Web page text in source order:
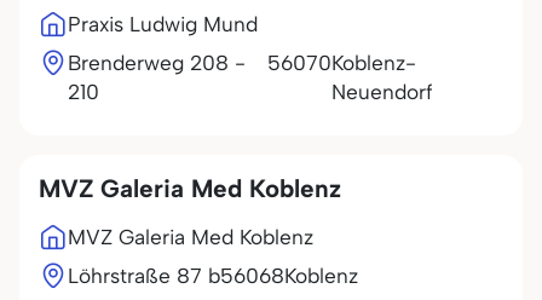
Praxis Ludwig Mund
Brenderweg 208 -
210
56070Koblenz-
Neuendorf
MVZ Galeria Med Koblenz
MVZ Galeria Med Koblenz
Löhrstraße 87 b56068Koblenz